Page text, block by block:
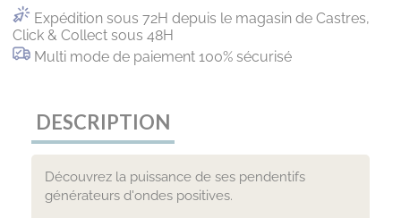
Expédition sous 72H depuis le magasin de Castres,
Click & Collect sous 48H
Multi mode de paiement 100% sécurisé
DESCRIPTION
Découvrez la puissance de ses pendentifs
générateurs d'ondes positives.